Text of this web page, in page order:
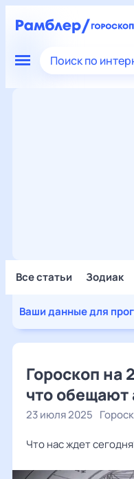
Поиск по
Все статьи Зодиак
Ваши данные для
Гороскоп на
что обещают
23 июля 2025
Что нас ждет